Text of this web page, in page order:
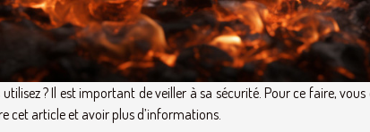
? Il est important de veiller à sa sécurité. Pour ce faire,
cet article et avoir plus d’informations.